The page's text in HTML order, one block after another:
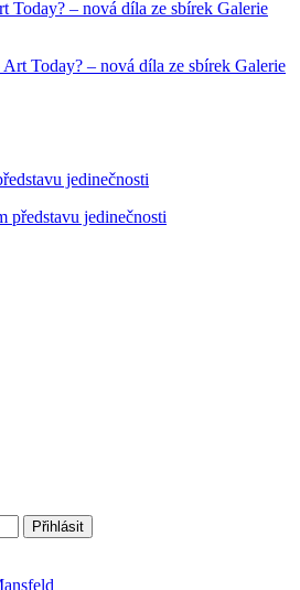
– nová díla ze sbírek Galerie
jedinečnosti
Přihlásit